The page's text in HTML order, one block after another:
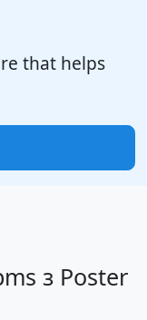
that helps
з Poster